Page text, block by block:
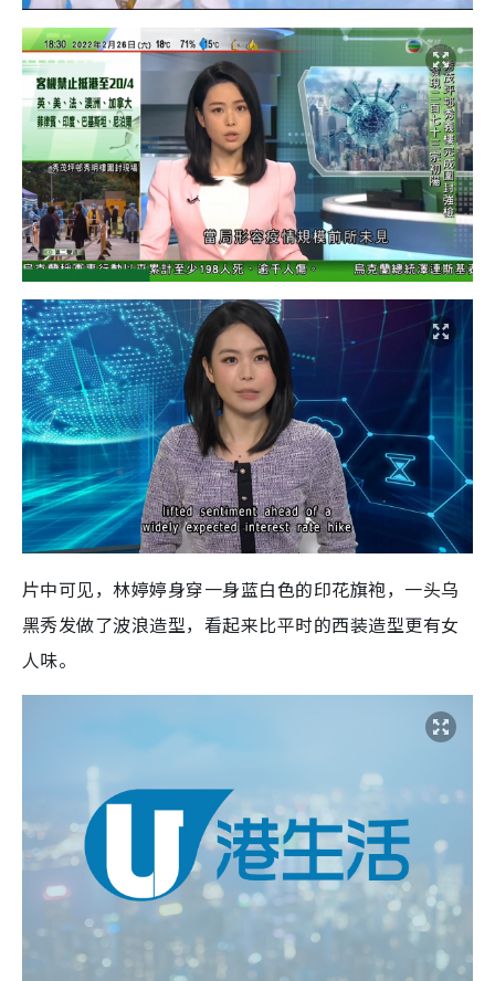
片中可见，林婷婷身穿一身蓝白色的印花旗袍，一头乌
黑秀发做了波浪造型，看起来比平时的西装造型更有女
人味。